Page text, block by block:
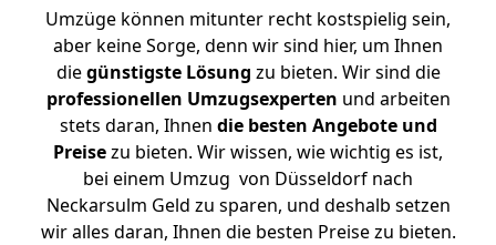
Umzüge können mitunter recht kostspielig sein,
aber keine Sorge, denn wir sind hier, um Ihnen
diegünstigste Lösung zu bieten. Wir sind die
professionellen Umzugsexperten und arbeiten
stets daran, Ihnen die besten Angebote und
Preisezu bieten. Wir wissen, wie wichtig es ist,
bei einem Umzug von Düsseldorf nach
Neckarsulm Geld zu sparen, und deshalb setzen
wir alles daran, Ihnen die besten Preise zu bieten.